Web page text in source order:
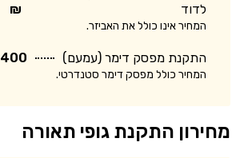
לדוד
₪
המחיר אינו כולל את האביזר.
התקנת מפסק דימר (עמעם) 400 ₪ - 300 ₪
המחיר כולל מפסק דימר סטנדרטי.
מחירון התקנת גופי תאורה